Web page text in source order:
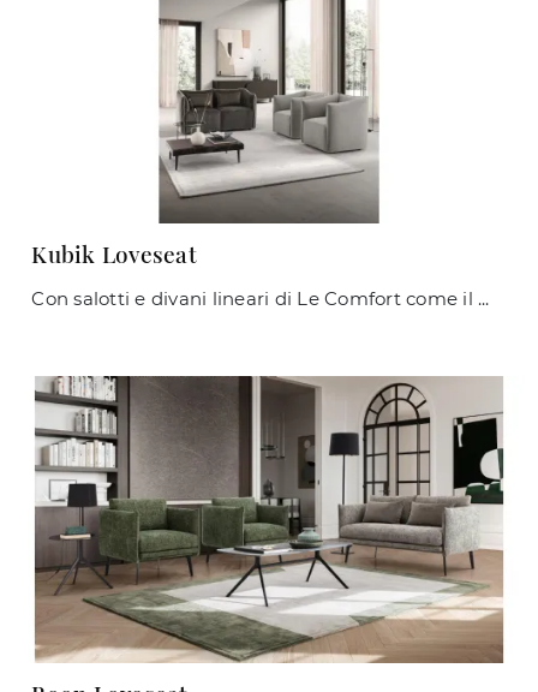
Kubik Loveseat
Con salotti e divani lineari di Le Comfort come il modello Kubik Loveseat in tessuto, potrai completare il tuo progetto d'arredo.